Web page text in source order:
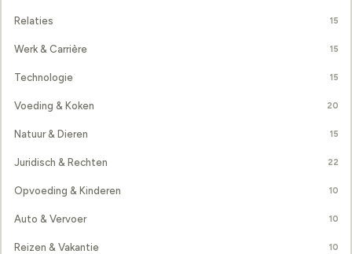
Relaties 15
Werk & Carrière 15
Technologie 15
Voeding & Koken 20
Natuur & Dieren 15
Juridisch & Rechten 22
Opvoeding & Kinderen 10
Auto & Vervoer 10
Reizen & Vakantie 10